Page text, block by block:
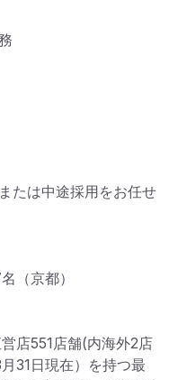
たは中途採用をお任せ
（京都）
店551店舗(内海外2店
31日現在）を持つ最